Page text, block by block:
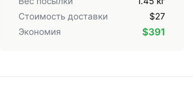
Стоимость доставки
$27
Экономия
$391